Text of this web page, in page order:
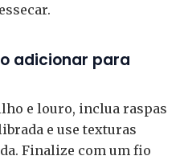
adicionar para
e louro, inclua raspas
e use texturas
Finalize com um fio